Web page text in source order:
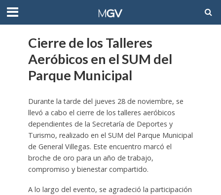
Cierre de los Talleres
Aeróbicos en el SUM del
Parque Municipal
Durante la tarde del jueves 28 de noviembre, se
llevó a cabo el cierre de los talleres aeróbicos
dependientes de la Secretaría de Deportes y
Turismo, realizado en el SUM del Parque Municipal
de General Villegas. Este encuentro marcó el
broche de oro para un año de trabajo,
compromiso y bienestar compartido.
A lo largo del evento, se agradeció la participación